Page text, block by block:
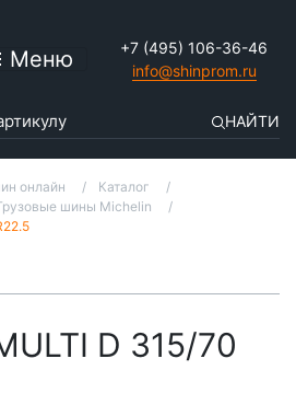
Меню
+7 (495) 106-36-46
info@shinprom.ru
НАЙТИ
онлайн
Каталог
шины Michelin
D 315/70